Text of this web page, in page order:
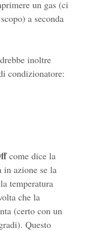
un gas (ci
a seconda
inoltre
condizionatore:
come dice la
in azione se la
temperatura
che la
(certo con un
Questo